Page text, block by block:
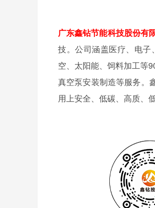
广东鑫钻节能科技股份有
技。公司涵盖医疗、电
空、太阳能、饲料加工等
真空泵安装制造等服务。
用上安全、低碳、高质、